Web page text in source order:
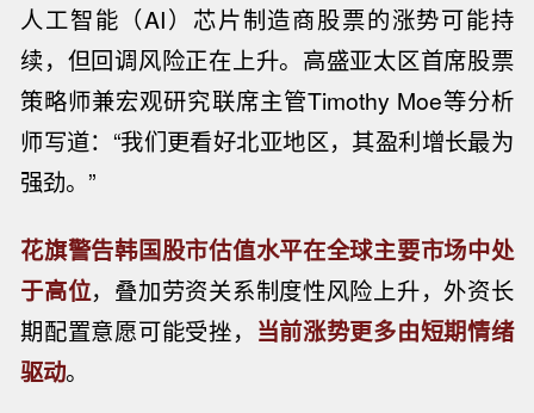
人工智能（AI）芯片制造商股票的涨势可能持
续，但回调风险正在上升。高盛亚太区首席股票
策略师兼宏观研究联席主管Timothy Moe等分析
师写道：“我们更看好北亚地区，其盈利增长最为
强劲。”
花旗警告韩国股市估值水平在全球主要市场中处
于高位，叠加劳资关系制度性风险上升，外资长
期配置意愿可能受挫， 当前涨势更多由短期情绪
驱动。